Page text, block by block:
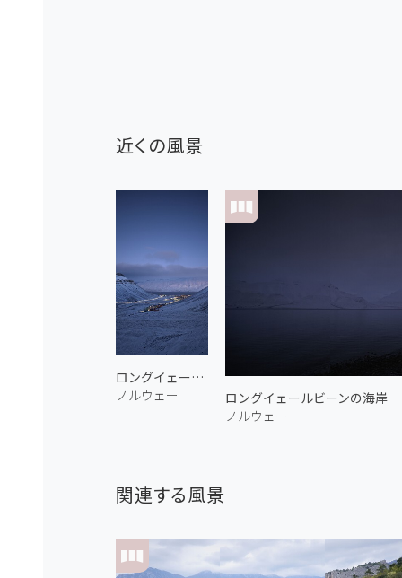
近くの風景
ロングイェールビーン 2
ノルウェー
ロングイェールビーンの海岸
ノルウェー
関連する風景